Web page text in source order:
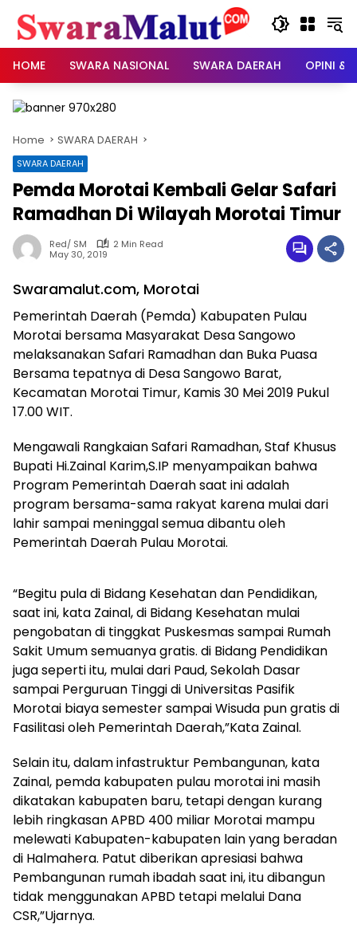
content
HOME
SWARA NASIONAL SWARA DAERAH OPINI &
Home SWARA DAERAH
SWARA DAERAH
Pemda Morotai Kembali Gelar Safari
Ramadhan Di Wilayah Morotai Timur
Red/ SM
2 Min Read
May 30, 2019
Swaramalut.com, Morotai
Pemerintah Daerah (Pemda) Kabupaten Pulau
Morotai bersama Masyarakat Desa Sangowo
melaksanakan Safari Ramadhan dan Buka Puasa
Bersama tepatnya di Desa Sangowo Barat,
Kecamatan Morotai Timur, Kamis 30 Mei 2019 Pukul
17.00 WIT.
Mengawali Rangkaian Safari Ramadhan, Staf Khusus
Bupati Hi.Zainal Karim,S.IP menyampaikan bahwa
Program Pemerintah Daerah saat ini adalah
program bersama-sama rakyat karena mulai dari
lahir sampai meninggal semua dibantu oleh
Pemerintah Daerah Pulau Morotai.
“Begitu pula di Bidang Kesehatan dan Pendidikan,
saat ini, kata Zainal, di Bidang Kesehatan mulai
pengobatan di tinggkat Puskesmas sampai Rumah
Sakit Umum semuanya gratis. di Bidang Pendidikan
juga seperti itu, mulai dari Paud, Sekolah Dasar
sampai Perguruan Tinggi di Universitas Pasifik
Morotai biaya semester sampai Wisuda pun gratis di
Fasilitasi oleh Pemerintah Daerah,”Kata Zainal.
Selain itu, dalam infastruktur Pembangunan, kata
Zainal, pemda kabupaten pulau morotai ini masih
dikatakan kabupaten baru, tetapi dengan kurang
lebih ringkasan APBD 400 miliar Morotai mampu
melewati Kabupaten-kabupaten lain yang beradan
di Halmahera. Patut diberikan apresiasi bahwa
Pembangunan rumah ibadah saat ini, itu dibangun
tidak menggunakan APBD tetapi melalui Dana
CSR,”Ujarnya.